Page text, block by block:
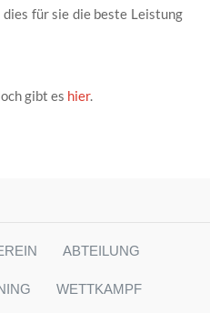
für sie die beste Leistung
gibt es hier.
ABTEILUNG
WETTKAMPF